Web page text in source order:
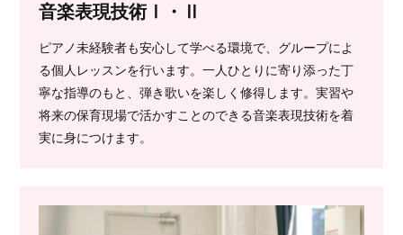
音楽表現技術Ⅰ・Ⅱ
ピアノ未経験者も安心して学べる環境で、グループによ
る個人レッスンを行います。一人ひとりに寄り添った丁
寧な指導のもと、弾き歌いを楽しく修得します。実習や
将来の保育現場で活かすことのできる音楽表現技術を着
実に身につけます。